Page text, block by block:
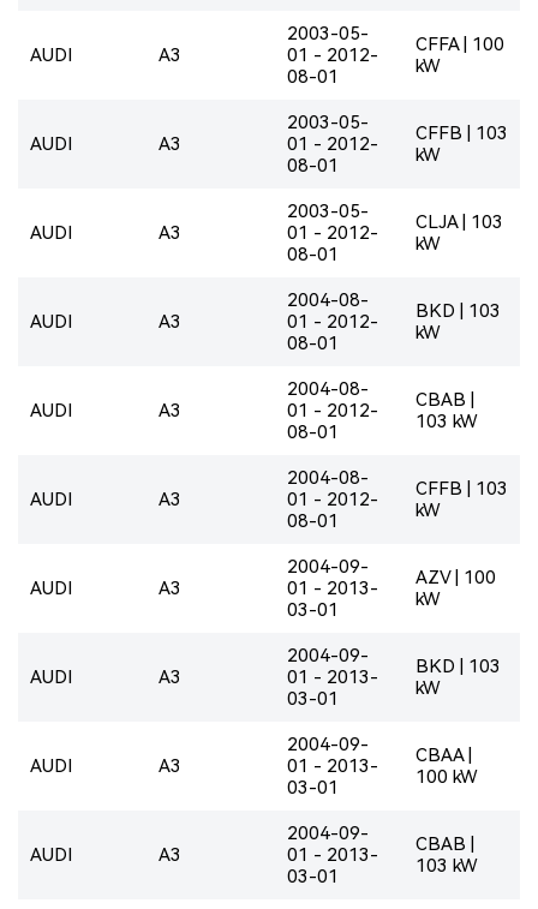
AUDI A3
2003-05-
01 - 2012-
08-01
CFFA | 100
kW
AUDI A3
2003-05-
01 - 2012-
08-01
CFFB | 103
kW
AUDI A3
2003-05-
01 - 2012-
08-01
CLJA | 103
kW
AUDI A3
2004-08-
01 - 2012-
08-01
BKD | 103
kW
AUDI A3
2004-08-
01 - 2012-
08-01
CBAB |
103 kW
AUDI A3
2004-08-
01 - 2012-
08-01
CFFB | 103
kW
AUDI A3
2004-09-
01 - 2013-
03-01
AZV | 100
kW
AUDI A3
2004-09-
01 - 2013-
03-01
BKD | 103
kW
AUDI A3
2004-09-
01 - 2013-
03-01
CBAA |
100 kW
AUDI A3
2004-09-
01 - 2013-
03-01
CBAB |
103 kW